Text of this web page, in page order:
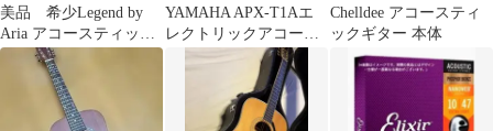
美品 希少Legend by
Aria アコースティック
ギター 本体
YAMAHA APX-T1Aエ
レクトリックアコース
ティックギター
Chelldee アコースティ
ックギター 本体